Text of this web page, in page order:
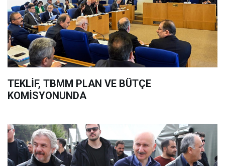
TEKLİF, TBMM PLAN VE BÜTÇE
KOMİSYONUNDA